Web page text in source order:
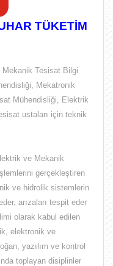
TÜKETİM
Mekanik Tesisat Bilgi
Mekatronik
Mühendisliği, Elektrik
ustaları için teknik
ve Mekanik
gerçekleştiren
ve hidrolik sistemlerin
arızaları tespit eder
olarak kabul edilen
elektronik ve
yazılım ve kontrol
toplayan disiplinler